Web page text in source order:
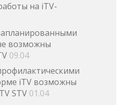
на iTV-
возможны
09.04
iTV возможны
STV 01.04